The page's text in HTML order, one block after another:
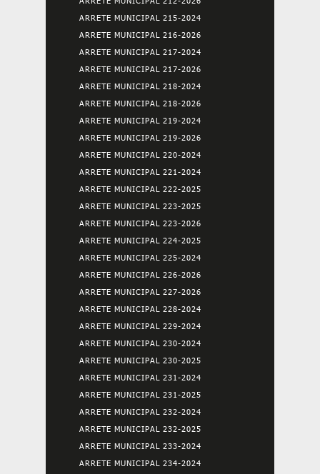
ARRETE MUNICIPAL 215-2024
ARRETE MUNICIPAL 216-2026
ARRETE MUNICIPAL 217-2024
ARRETE MUNICIPAL 217-2026
ARRETE MUNICIPAL 218-2024
ARRETE MUNICIPAL 218-2026
ARRETE MUNICIPAL 219-2024
ARRETE MUNICIPAL 219-2026
ARRETE MUNICIPAL 220-2024
ARRETE MUNICIPAL 221-2024
ARRETE MUNICIPAL 222-2025
ARRETE MUNICIPAL 223-2025
ARRETE MUNICIPAL 223-2026
ARRETE MUNICIPAL 224-2025
ARRETE MUNICIPAL 225-2024
ARRETE MUNICIPAL 226-2026
ARRETE MUNICIPAL 227-2026
ARRETE MUNICIPAL 228-2024
ARRETE MUNICIPAL 229-2024
ARRETE MUNICIPAL 230-2024
ARRETE MUNICIPAL 230-2025
ARRETE MUNICIPAL 231-2024
ARRETE MUNICIPAL 231-2025
ARRETE MUNICIPAL 232-2024
ARRETE MUNICIPAL 232-2025
ARRETE MUNICIPAL 233-2024
ARRETE MUNICIPAL 234-2024